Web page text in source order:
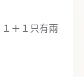
１＋１只有兩